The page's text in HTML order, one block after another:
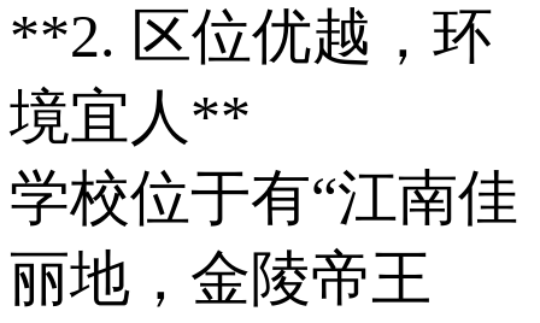
**2. 区位优越，环
境宜人**
学校位于有“江南佳
丽地，金陵帝王